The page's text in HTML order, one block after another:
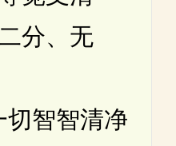
分、无
智智清净